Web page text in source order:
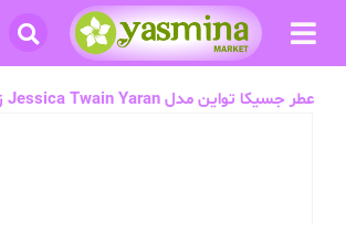
عطر جسیکا تواین مدل Jessica Twain Yaran زنانه 25 میلی لیتر